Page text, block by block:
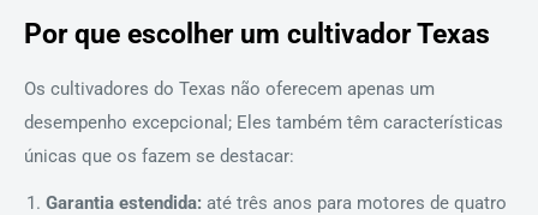
Por que escolher um cultivador Texas
Os cultivadores do Texas não oferecem apenas um
desempenho excepcional; Eles também têm características
únicas que os fazem se destacar:
Garantia estendida: até três anos para motores de quatro